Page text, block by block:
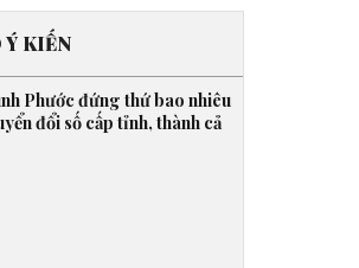
KIẾN
Phước đứng thứ bao nhiêu
đổi số cấp tỉnh, thành cả